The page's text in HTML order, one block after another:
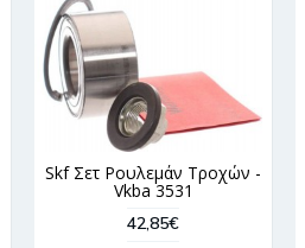
Skf Σετ Ρουλεμάν Τροχών -
Vkba 3531
42,85€